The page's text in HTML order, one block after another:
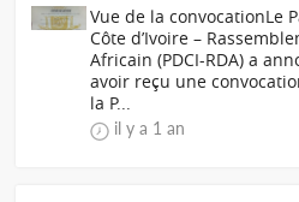
Vue de la convocationLe
Côte d’Ivoire –
Africain (PDCI-RDA) a
avoir reçu une
la P...
il y a 1 an